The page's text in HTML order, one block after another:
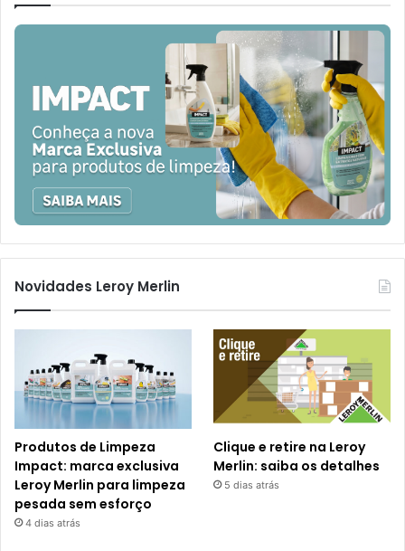
Novidades Leroy Merlin
Produtos de Limpeza
Impact: marca exclusiva
Leroy Merlin para limpeza
pesada sem esforço
4 dias atrás
Clique e retire na Leroy
Merlin: saiba os detalhes
5 dias atrás